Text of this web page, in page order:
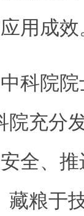
用成效
院院
院充分
全、
藏粮于